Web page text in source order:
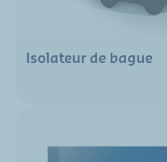
Isolateur de bague